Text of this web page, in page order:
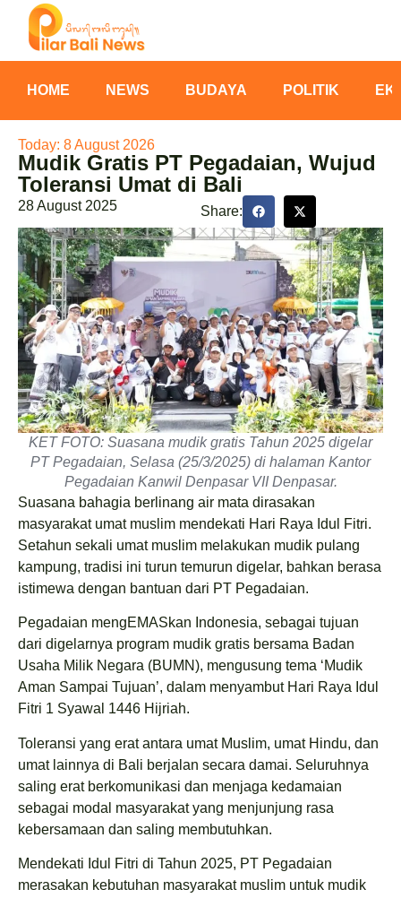
HOME NEWS BUDAYA POLITIK
Today: 8 August 2026
Mudik Gratis PT Pegadaian, Wujud
Toleransi Umat di Bali
28 August 2025 Share:
KET FOTO: Suasana mudik gratis Tahun 2025 digelar
PT Pegadaian, Selasa (25/3/2025) di halaman Kantor
Pegadaian Kanwil Denpasar VII Denpasar.
Suasana bahagia berlinang air mata dirasakan
masyarakat umat muslim mendekati Hari Raya Idul Fitri.
Setahun sekali umat muslim melakukan mudik pulang
kampung, tradisi ini turun temurun digelar, bahkan berasa
istimewa dengan bantuan dari PT Pegadaian.
Pegadaian mengEMASkan Indonesia, sebagai tujuan
dari digelarnya program mudik gratis bersama Badan
Usaha Milik Negara (BUMN), mengusung tema ‘Mudik
Aman Sampai Tujuan’, dalam menyambut Hari Raya Idul
Fitri 1 Syawal 1446 Hijriah.
Toleransi yang erat antara umat Muslim, umat Hindu, dan
umat lainnya di Bali berjalan secara damai. Seluruhnya
saling erat berkomunikasi dan menjaga kedamaian
sebagai modal masyarakat yang menjunjung rasa
kebersamaan dan saling membutuhkan.
Mendekati Idul Fitri di Tahun 2025, PT Pegadaian
merasakan kebutuhan masyarakat muslim untuk mudik